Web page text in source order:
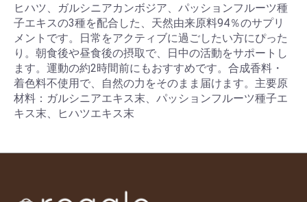
ヒハツ、ガルシニアカンボジア、パッションフルーツ種
子エキスの3種を配合した、天然由来原料94％のサプリ
メントです。日常をアクティブに過ごしたい方にぴった
り。朝食後や昼食後の摂取で、日中の活動をサポートし
ます。運動の約2時間前にもおすすめです。合成香料・
着色料不使用で、自然の力をそのまま届けます。主要原
材料：ガルシニアエキス末、パッションフルーツ種子エ
キス末、ヒハツエキス末